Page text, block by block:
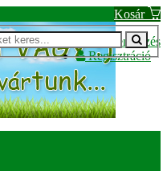
Kosár
Bejelentkezés
Regisztráció